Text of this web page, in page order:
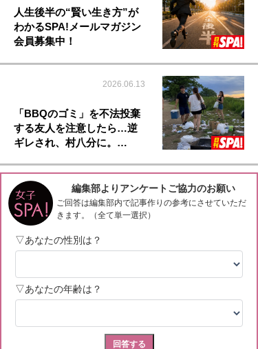
人生後半の“賢い生き方”が
わかるSPA!メールマガジン
会員募集中！
2026.06.13
「BBQのゴミ」を不法投棄
する友人を注意したら…逆
ギレされ、村八分に。…